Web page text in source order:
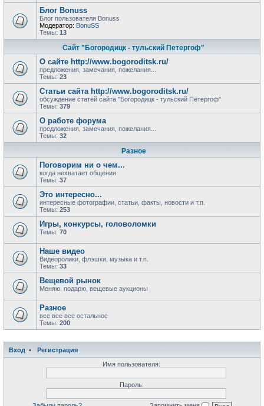
Блог Bonuss
Блог пользователя Bonuss
Модератор: BonuSS
Темы: 13
Сайт "Богородицк - тульский Петергоф"
О сайте http://www.bogoroditsk.ru/
предложения, замечания, пожелания...
Темы: 23
Статьи сайта http://www.bogoroditsk.ru/
обсуждение статей сайта "Богородицк - тульский Петергоф"
Темы: 379
О работе форума
предложения, замечания, пожелания...
Темы: 32
Разное
Поговорим ни о чем...
когда нехватает общения
Темы: 37
Это интересно...
интересные фотографии, статьи, факты, новости и т.п.
Темы: 253
Игры, конкурсы, головоломки
Темы: 70
Наше видео
Видеоролики, флэшки, музыка и т.п.
Темы: 33
Вещевой рынок
Меняю, подарю, вещевые аукционы
Разное
все все все остальное
Темы: 200
Вход •
Регистрация
Имя пользователя:
Пароль: